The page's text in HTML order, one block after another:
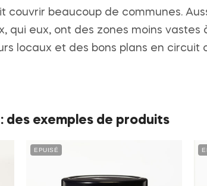
couvrir beaucoup de communes.
qui eux, ont des zones moins vastes
locaux et des bons plans en circuit
des exemples de produits
EPUISÉ